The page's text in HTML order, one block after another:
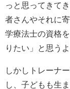
っと思ってきて
者さんやそれに
学療法士の資格
りたい」と思う
しかしトレーナ
し、子どもも生